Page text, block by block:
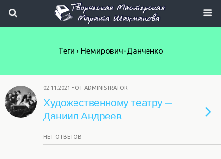
Теги › Немирович-Данченко
02.11.2021 • ОТ ADMINISTRATOR
Художественному театру —
Даниил Андреев
НЕТ ОТВЕТОВ